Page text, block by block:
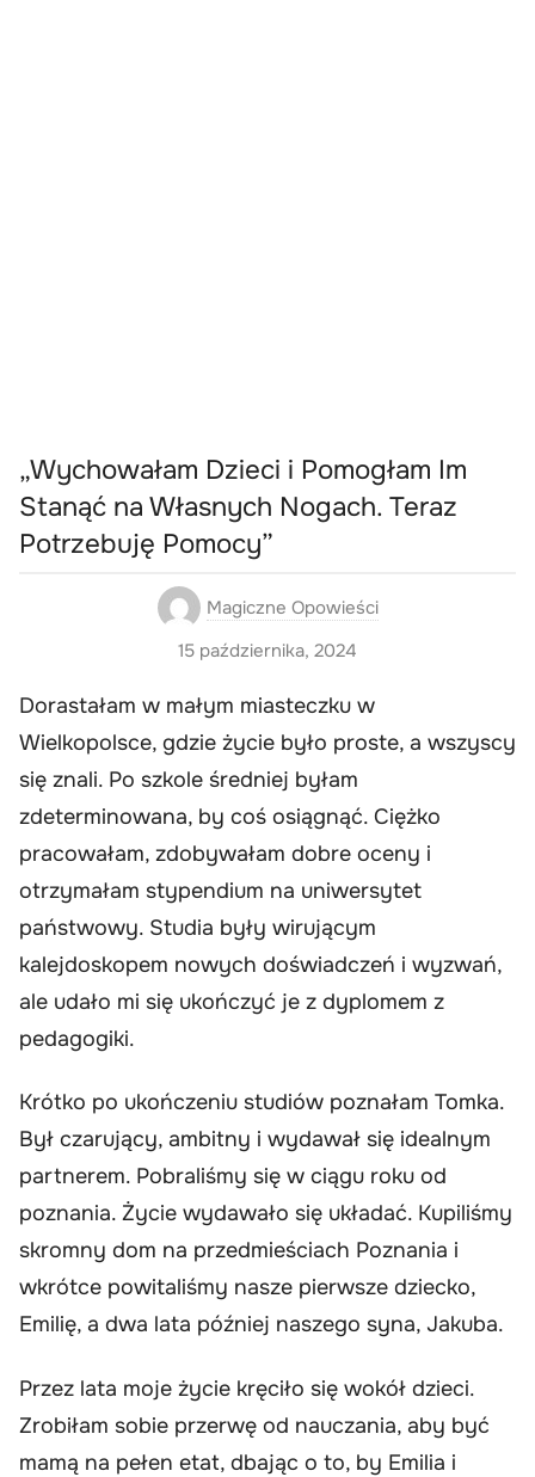
„Wychowałam Dzieci i Pomogłam Im
Stanąć na Własnych Nogach. Teraz
Potrzebuję Pomocy”
Magiczne Opowieści
15 października, 2024
Dorastałam w małym miasteczku w
Wielkopolsce, gdzie życie było proste, a wszyscy
się znali. Po szkole średniej byłam
zdeterminowana, by coś osiągnąć. Ciężko
pracowałam, zdobywałam dobre oceny i
otrzymałam stypendium na uniwersytet
państwowy. Studia były wirującym
kalejdoskopem nowych doświadczeń i wyzwań,
ale udało mi się ukończyć je z dyplomem z
pedagogiki.
Krótko po ukończeniu studiów poznałam Tomka.
Był czarujący, ambitny i wydawał się idealnym
partnerem. Pobraliśmy się w ciągu roku od
poznania. Życie wydawało się układać. Kupiliśmy
skromny dom na przedmieściach Poznania i
wkrótce powitaliśmy nasze pierwsze dziecko,
Emilię, a dwa lata później naszego syna, Jakuba.
Przez lata moje życie kręciło się wokół dzieci.
Zrobiłam sobie przerwę od nauczania, aby być
mamą na pełen etat, dbając o to, by Emilia i